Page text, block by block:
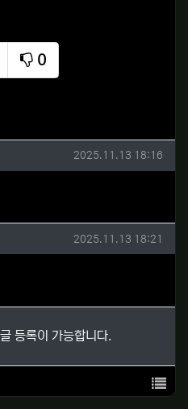
0
비추천
작성일
2025.11.13 18:16
작성일
2025.11.13 18:21
등록이 가능합니다.
목록